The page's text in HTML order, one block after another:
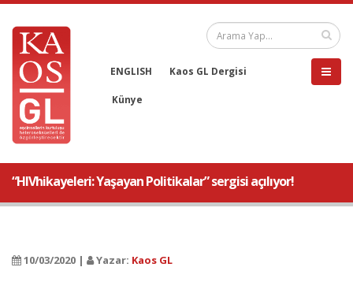
ENGLISH Kaos GL Dergisi
Künye
“HIVhikayeleri: Yaşayan Politikalar” sergisi açılıyor!
10/03/2020 | Yazar: Kaos GL